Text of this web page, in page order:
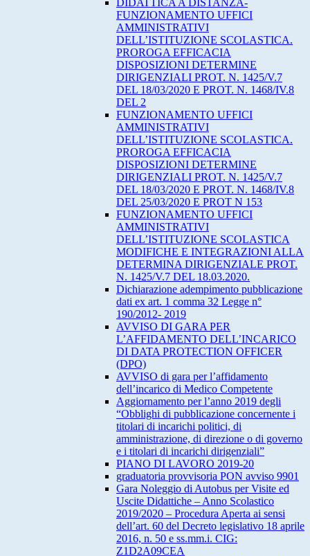
DIDATTICA A DISTANZA-
FUNZIONAMENTO UFFICI
AMMINISTRATIVI
DELL’ISTITUZIONE SCOLASTICA.
PROROGA EFFICACIA
DISPOSIZIONI DETERMINE
DIRIGENZIALI PROT. N. 1425/V.7
DEL 18/03/2020 E PROT. N. 1468/IV.8
DEL 2
FUNZIONAMENTO UFFICI
AMMINISTRATIVI
DELL’ISTITUZIONE SCOLASTICA.
PROROGA EFFICACIA
DISPOSIZIONI DETERMINE
DIRIGENZIALI PROT. N. 1425/V.7
DEL 18/03/2020 E PROT. N. 1468/IV.8
DEL 25/03/2020 E PROT N 153
FUNZIONAMENTO UFFICI
AMMINISTRATIVI
DELL’ISTITUZIONE SCOLASTICA
MODIFICHE E INTEGRAZIONI ALLA
DETERMINA DIRIGENZIALE PROT.
N. 1425/V.7 DEL 18.03.2020.
Dichiarazione adempimento pubblicazione
dati ex art. 1 comma 32 Legge n°
190/2012- 2019
AVVISO DI GARA PER
L’AFFIDAMENTO DELL’INCARICO
DI DATA PROTECTION OFFICER
(DPO)
AVVISO di gara per l’affidamento
dell’incarico di Medico Competente
Aggiornamento per l’anno 2019 degli
“Obblighi di pubblicazione concernente i
titolari di incarichi politici, di
amministrazione, di direzione o di governo
e i titolari di incarichi dirigenziali”
PIANO DI LAVORO 2019-20
graduatoria provvisoria PON avviso 9901
Gara Noleggio di Autobus per Visite ed
Uscite Didattiche – Anno Scolastico
2019/2020 – Procedura Aperta ai sensi
dell’art. 60 del Decreto legislativo 18 aprile
2016, n. 50 e ss.mm.i. CIG:
Z1D2A09CEA